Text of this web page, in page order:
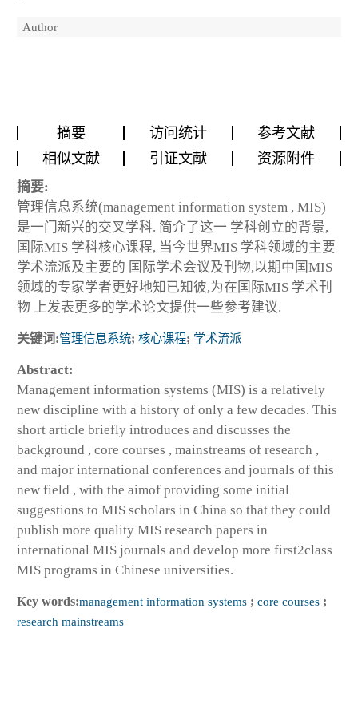
Author
摘要 访问统计
参考文献
相似文献
引证文献 资源附件
摘要:
管理信息系统(management information system , MIS)
是一门新兴的交叉学科. 简介了这一 学科创立的背景,
国际MIS 学科核心课程, 当今世界MIS 学科领域的主要
学术流派及主要的 国际学术会议及刊物,以期中国MIS
领域的专家学者更好地知已知彼,为在国际MIS 学术刊
物 上发表更多的学术论文提供一些参考建议.
关键词:管理信息系统; 核心课程; 学术流派
Abstract:
Management information systems (MIS) is a relatively
new discipline with a history of only a few decades. This
short article briefly introduces and discusses the
background , core courses , mainstreams of research ,
and major international conferences and journals of this
new field , with the aimof providing some initial
suggestions to MIS scholars in China so that they could
publish more quality MIS research papers in
international MIS journals and develop more first2class
MIS programs in Chinese universities.
Key words:management information systems ; core courses ;
research mainstreams